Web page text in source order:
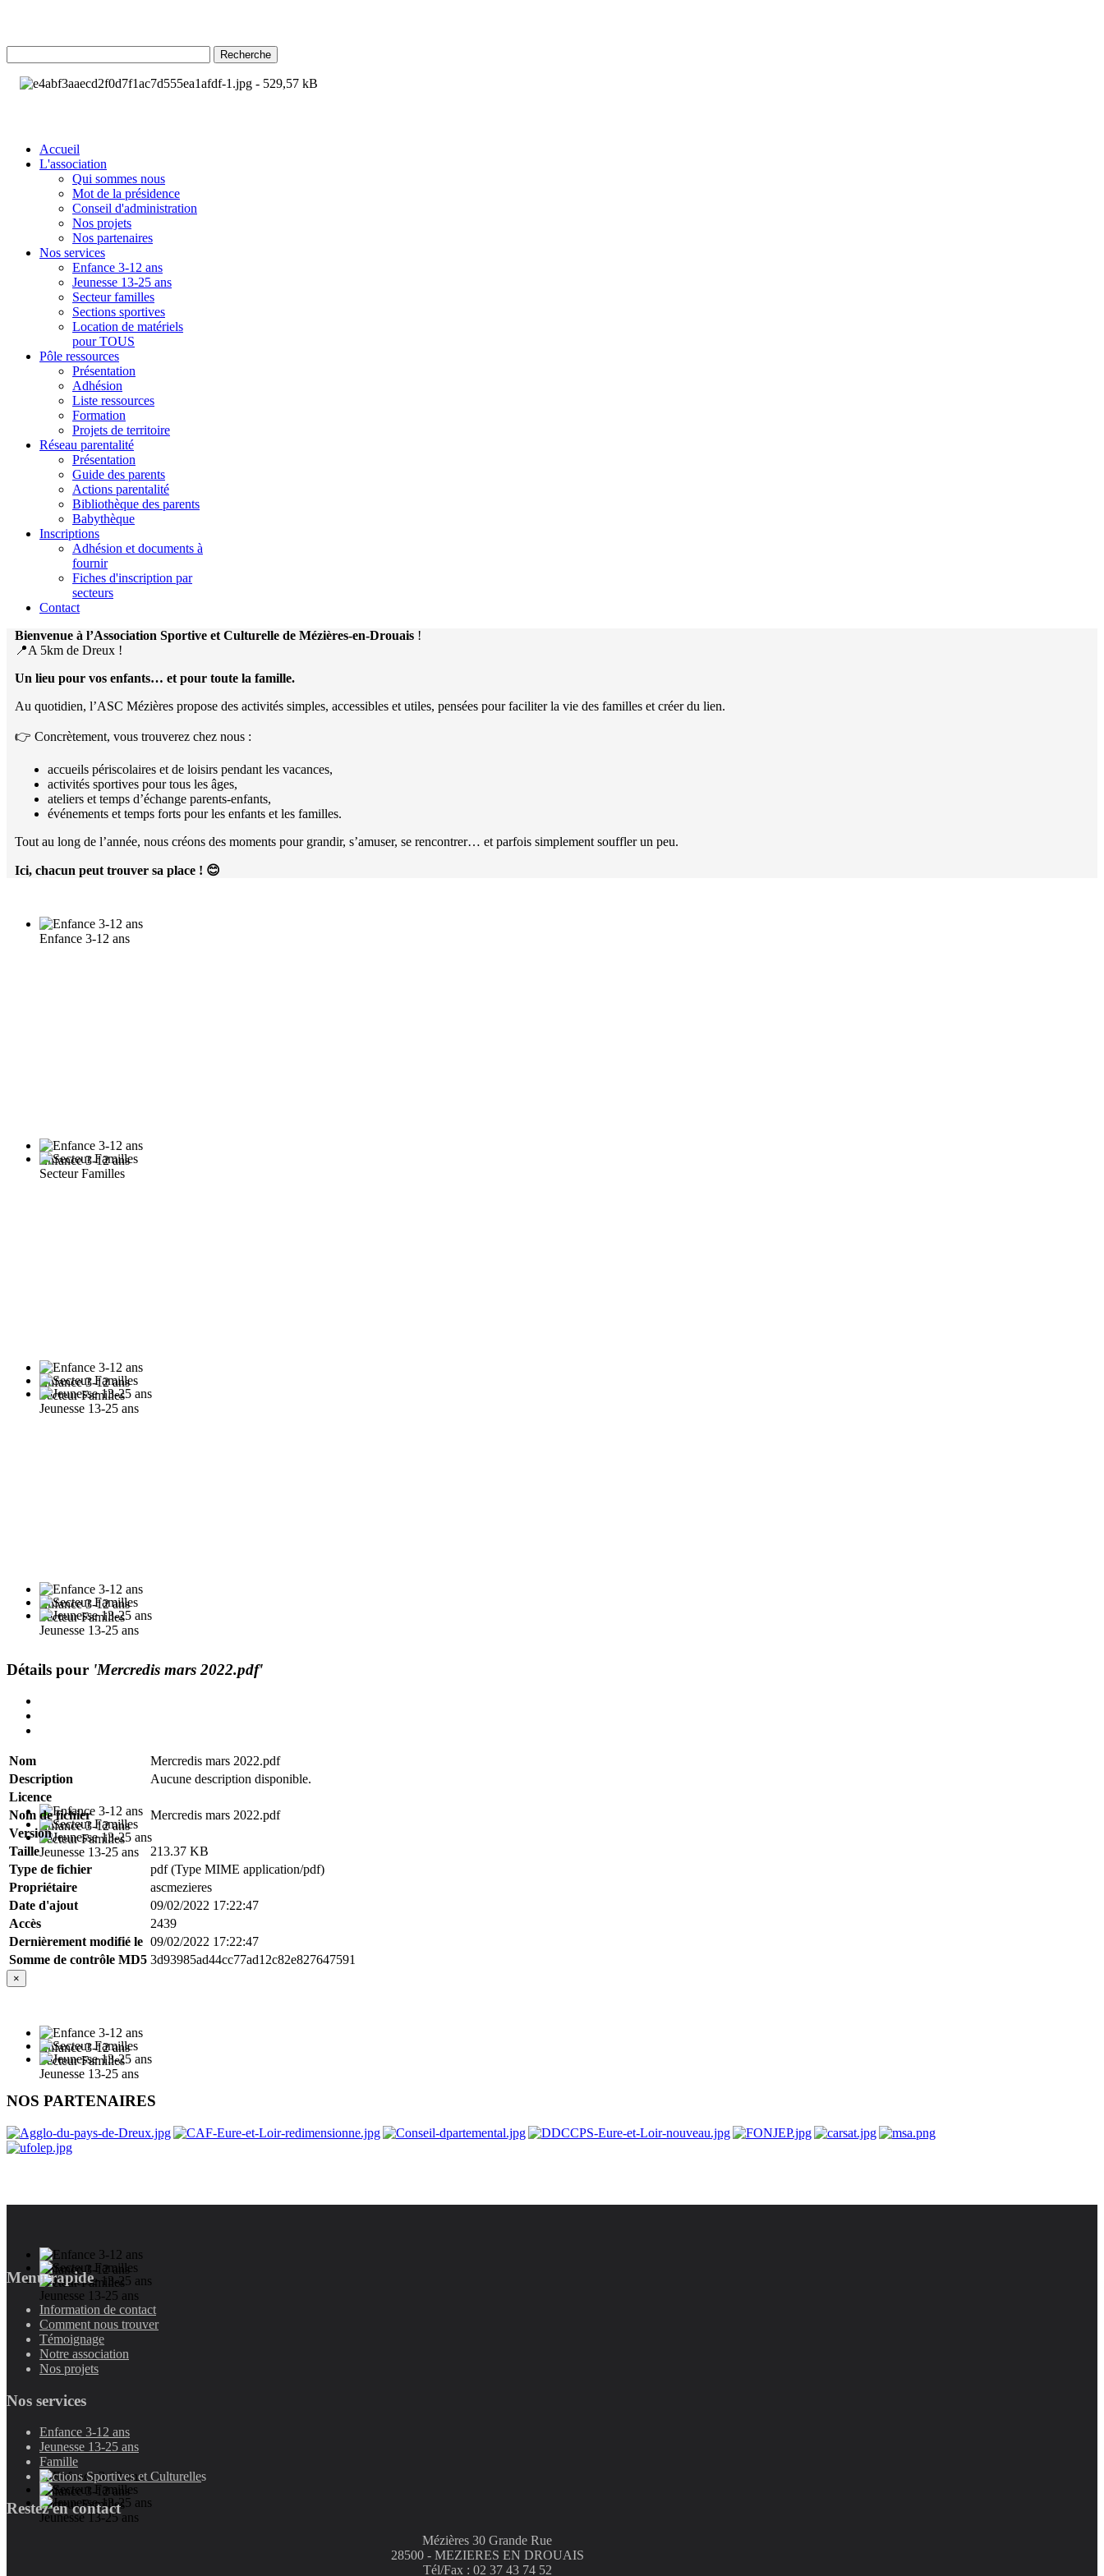
Recherche
Accueil
L'association
Qui sommes nous
Mot de la présidence
Conseil d'administration
Nos projets
Nos partenaires
Nos services
Enfance 3-12 ans
Jeunesse 13-25 ans
Secteur familles
Sections sportives
Location de matériels
pour TOUS
Pôle ressources
Présentation
Adhésion
Liste ressources
Formation
Projets de territoire
Réseau parentalité
Présentation
Guide des parents
Actions parentalité
Bibliothèque des parents
Babythèque
Inscriptions
Adhésion et documents à
fournir
Fiches d'inscription par
secteurs
Contact
Bienvenue à l’Association Sportive et Culturelle de Mézières-en-Drouais !
📍A 5km de Dreux !
Un lieu pour vos enfants… et pour toute la famille.
Au quotidien, l’ASC Mézières propose des activités simples, accessibles et utiles, pensées pour faciliter la vie des familles et créer du lien.
👉 Concrètement, vous trouverez chez nous :
accueils périscolaires et de loisirs pendant les vacances,
activités sportives pour tous les âges,
ateliers et temps d’échange parents-enfants,
événements et temps forts pour les enfants et les familles.
Tout au long de l’année, nous créons des moments pour grandir, s’amuser, se rencontrer… et parfois simplement souffler un peu.
Ici, chacun peut trouver sa place ! 😊
Enfance 3-12 ans
Enfance 3-12 ans
Enfance 3-12 ans
Enfance 3-12 ans
Enfance 3-12 ans
Enfance 3-12 ans
Enfance 3-12 ans
Enfance 3-12 ans
Secteur Familles
Secteur Familles
Secteur Familles
Secteur Familles
Secteur Familles
Secteur Familles
Secteur Familles
Jeunesse 13-25 ans
Jeunesse 13-25 ans
Jeunesse 13-25 ans
Jeunesse 13-25 ans
Jeunesse 13-25 ans
Jeunesse 13-25 ans
Détails pour 'Mercredis mars 2022.pdf'
Nom
Mercredis mars 2022.pdf
Description
Aucune description disponible.
Licence
Nom de fichier
Mercredis mars 2022.pdf
Version
Taille
213.37 KB
Type de fichier
pdf (Type MIME application/pdf)
Propriétaire
ascmezieres
Date d'ajout
09/02/2022 17:22:47
Accès
2439
Dernièrement modifié le 09/02/2022 17:22:47
Somme de contrôle MD5 3d93985ad44cc77ad12c82e827647591
×
NOS PARTENAIRES
Menu rapide
Information de contact
Comment nous trouver
Témoignage
Notre association
Nos projets
Nos services
Enfance 3-12 ans
Jeunesse 13-25 ans
Famille
Sections Sportives et Culturelles
Restez en contact
Mézières 30 Grande Rue
28500 - MEZIERES EN DROUAIS
Tél/Fax : 02 37 43 74 52